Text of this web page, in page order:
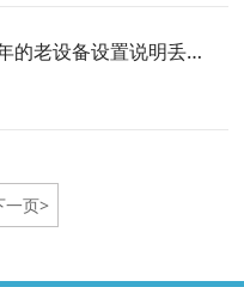
【554期】15年的老设备设置说明丢失怎么办？别急，建恒售后始终在线！
一页>